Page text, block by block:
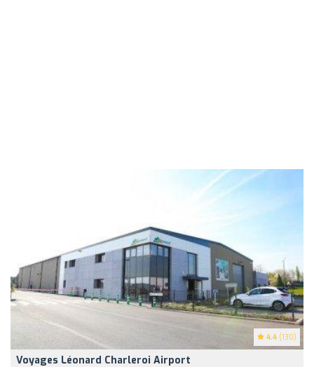
4.4 (130)
Voyages Léonard Charleroi Airport